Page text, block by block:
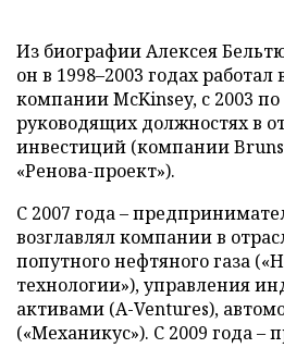
Из биографии Алексея
он в 1998–2003 годах
компании McKinsey, с 2003 по
руководящих должностях в
инвестиций (компании
«Ренова-проект»).
С 2007 года–
возглавлял компании в
попутного нефтяного газа
технологии»), управления
активами (A-Ventures),
(«Механикус»). С 2009 года–